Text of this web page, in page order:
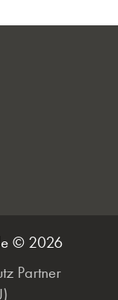
© 2026
Partner